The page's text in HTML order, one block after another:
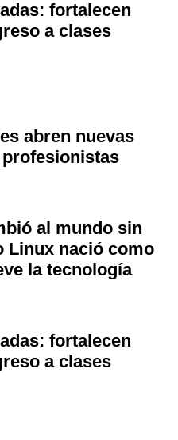
fortalecen
a clases
abren nuevas
al mundo sin
Linux nació como
la tecnología
fortalecen
a clases